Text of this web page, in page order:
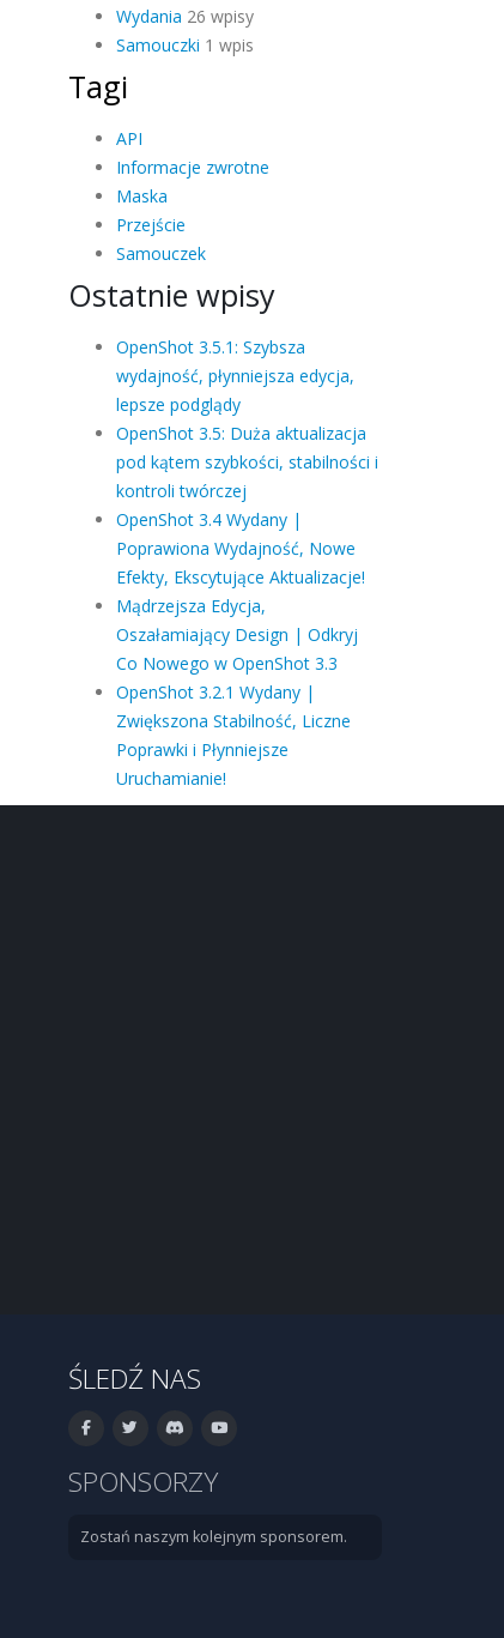
Wydania 26 wpisy
Samouczki 1 wpis
Tagi
API
Informacje zwrotne
Maska
Przejście
Samouczek
Ostatnie wpisy
OpenShot 3.5.1: Szybsza
wydajność, płynniejsza edycja,
lepsze podglądy
OpenShot 3.5: Duża aktualizacja
pod kątem szybkości, stabilności i
kontroli twórczej
OpenShot 3.4 Wydany |
Poprawiona Wydajność, Nowe
Efekty, Ekscytujące Aktualizacje!
Mądrzejsza Edycja,
Oszałamiający Design | Odkryj
Co Nowego w OpenShot 3.3
OpenShot 3.2.1 Wydany |
Zwiększona Stabilność, Liczne
Poprawki i Płynniejsze
Uruchamianie!
ŚLEDŹ NAS
SPONSORZY
Zostań naszym kolejnym sponsorem.